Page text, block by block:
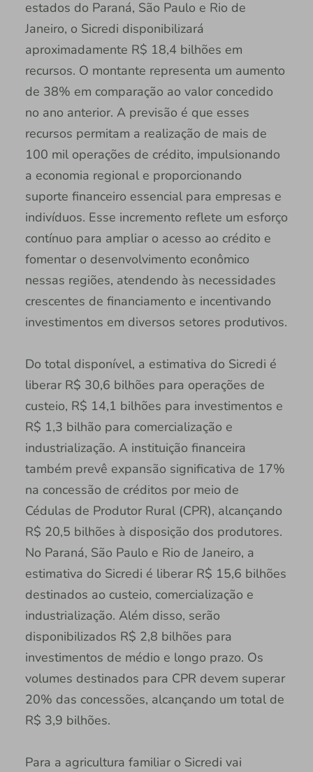
estados do Paraná, São Paulo e Rio de
Janeiro, o Sicredi disponibilizará
aproximadamente R$ 18,4 bilhões em
recursos. O montante representa um aumento
de 38% em comparação ao valor concedido
no ano anterior. A previsão é que esses
recursos permitam a realização de mais de
100 mil operações de crédito, impulsionando
a economia regional e proporcionando
suporte financeiro essencial para empresas e
indivíduos. Esse incremento reflete um esforço
contínuo para ampliar o acesso ao crédito e
fomentar o desenvolvimento econômico
nessas regiões, atendendo às necessidades
crescentes de financiamento e incentivando
investimentos em diversos setores produtivos.
Do total disponível, a estimativa do Sicredi é
liberar R$ 30,6 bilhões para operações de
custeio, R$ 14,1 bilhões para investimentos e
R$ 1,3 bilhão para comercialização e
industrialização. A instituição financeira
também prevê expansão significativa de 17%
na concessão de créditos por meio de
Cédulas de Produtor Rural (CPR), alcançando
R$ 20,5 bilhões à disposição dos produtores.
No Paraná, São Paulo e Rio de Janeiro, a
estimativa do Sicredi é liberar R$ 15,6 bilhões
destinados ao custeio, comercialização e
industrialização. Além disso, serão
disponibilizados R$ 2,8 bilhões para
investimentos de médio e longo prazo. Os
volumes destinados para CPR devem superar
20% das concessões, alcançando um total de
R$ 3,9 bilhões.
Para a agricultura familiar o Sicredi vai